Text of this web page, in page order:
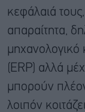
κεφάλαιά
απαραίτητα,
μηχανολογικό
(ERP) αλλά
μπορούν
λοιπόν